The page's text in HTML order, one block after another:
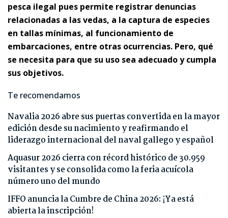
pesca ilegal pues permite registrar denuncias
relacionadas a las vedas, a la captura de especies
en tallas mínimas, al funcionamiento de
embarcaciones, entre otras ocurrencias. Pero, qué
se necesita para que su uso sea adecuado y cumpla
sus objetivos.
Te recomendamos
Navalia 2026 abre sus puertas convertida en la mayor
edición desde su nacimiento y reafirmando el
liderazgo internacional del naval gallego y español
Aquasur 2026 cierra con récord histórico de 30.959
visitantes y se consolida como la feria acuícola
número uno del mundo
IFFO anuncia la Cumbre de China 2026: ¡Ya está
abierta la inscripción!